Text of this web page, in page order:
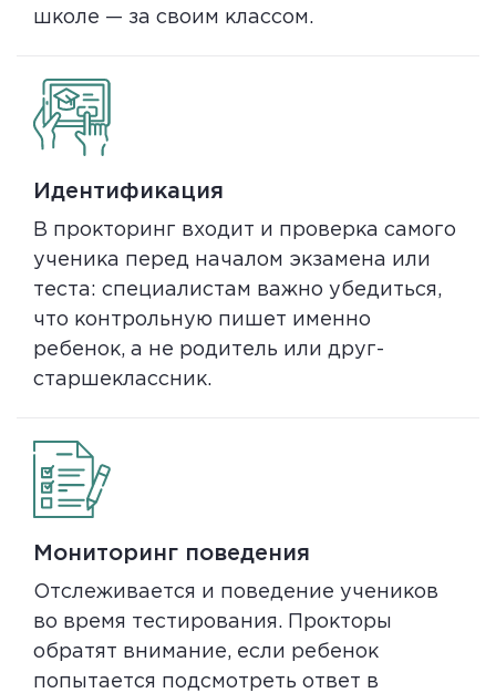
школе — за своим классом.
Идентификация
В прокторинг входит и проверка самого
ученика перед началом экзамена или
теста: специалистам важно убедиться,
что контрольную пишет именно
ребенок, а не родитель или друг-
старшеклассник.
Мониторинг поведения
Отслеживается и поведение учеников
во время тестирования. Прокторы
обратят внимание, если ребенок
попытается подсмотреть ответ в